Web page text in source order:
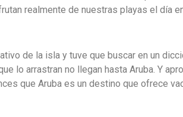
realmente de nuestras playas el día
de la isla y tuve que buscar en un
lo arrastran no llegan hasta Aruba. Y
que Aruba es un destino que ofrece